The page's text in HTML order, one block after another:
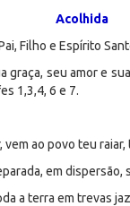
Acolhida
Filho e Espírito
graça, seu amor e
1,3,4, 6 e 7.
ao povo teu
em dispersão,
a terra em trevas